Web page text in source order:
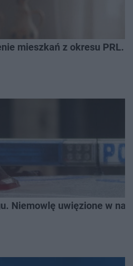
mieszkań z okresu PRL.
Niemowlę uwięzione w